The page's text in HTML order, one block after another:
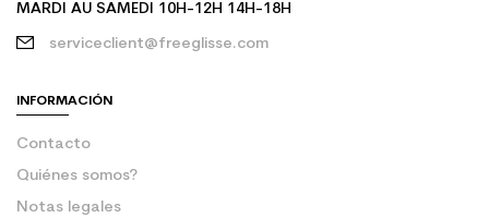
MARDI AU SAMEDI 10H-12H 14H-18H
serviceclient@freeglisse.com
INFORMACIÓN
Contacto
Quiénes somos?
Notas legales